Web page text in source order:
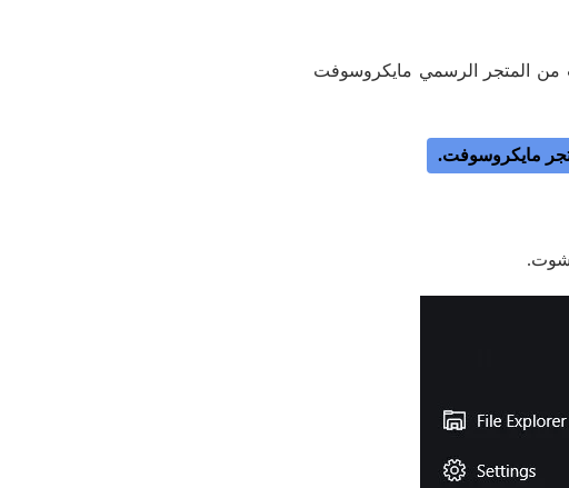
من المتجر الرسمي مايكروسوفت
شوت.